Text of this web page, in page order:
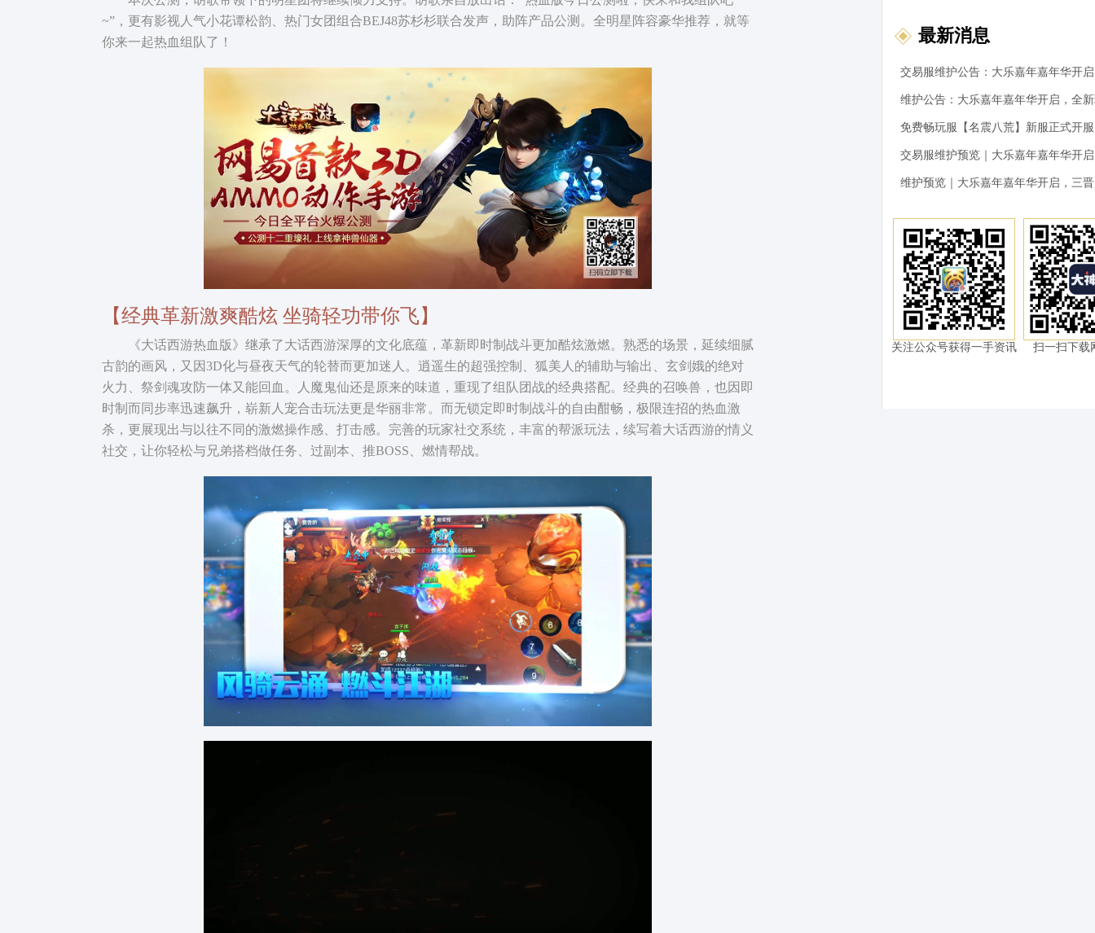
最新消息
免费畅玩服【名震八荒】新服正式开
关注公众号获得一手资讯 扫一扫下载
~”，更有影视人气小花谭松韵、热门女团组合BEJ48苏杉杉联合发声，助阵产品公测。全明星阵容豪华推荐，就等
你来一起热血组队了！
【经典革新激爽酷炫 坐骑轻功带你飞】
《大话西游热血版》继承了大话西游深厚的文化底蕴，革新即时制战斗更加酷炫激燃。熟悉的场景，延续细腻
古韵的画风，又因3D化与昼夜天气的轮替而更加迷人。逍遥生的超强控制、狐美人的辅助与输出、玄剑娥的绝对
火力、祭剑魂攻防一体又能回血。人魔鬼仙还是原来的味道，重现了组队团战的经典搭配。经典的召唤兽，也因即
时制而同步率迅速飙升，崭新人宠合击玩法更是华丽非常。而无锁定即时制战斗的自由酣畅，极限连招的热血激
杀，更展现出与以往不同的激燃操作感、打击感。完善的玩家社交系统，丰富的帮派玩法，续写着大话西游的情义
社交，让你轻松与兄弟搭档做任务、过副本、推BOSS、燃情帮战。